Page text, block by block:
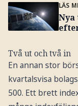
Crowdstrike 22%
Cloudflare
-13%
Snowflake
-5%
Palantir
13%
DoorDash
-19%
Airbnb
3%
LÄS
Nya
Två ut och två in
En annan stor
kvartalsvisa
500. Ett brett